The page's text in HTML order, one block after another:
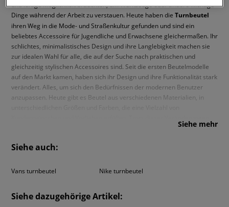
und luftige Möglichkeit brauchten, um Werkzeuge oder andere wichtige
Dinge während der Arbeit zu verstauen. Heute haben die Turnbeutel
ihren Weg in die Mode- und Straßenkultur gefunden und sind ein
beliebtes Accessoire für Jugendliche und Erwachsene gleichermaßen. Ihr
schlichtes, minimalistisches Design und ihre Langlebigkeit machen sie
zur idealen Wahl für alle, die auf der Suche nach praktischen und
gleichzeitig stylischen Accessoires sind. Seit die ersten Beutelmodelle
auf den Markt kamen, haben sich ihr Design und ihre Funktionalität stark
verändert. Alles, um sich den Bedürfnissen der modernen Benutzer
anzupassen. Heute gibt es Beutel aus verschiedenen Materialien, in
haben sich die Sportbeutel ihren ungewöhnlichen Charme und ihre
hergestellt, sodass du sicher sein kannst, dass sie dir wirklich viele
Siehe mehr
Siehe auch:
Vans turnbeutel Nike turnbeutel
Siehe dazugehörige Artikel: